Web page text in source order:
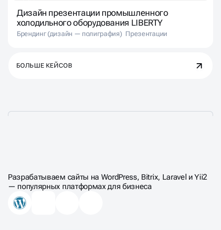
Дизайн презентации промышленного
холодильного оборудования LIBERTY
Брендинг (дизайн — полиграфия) Презентации
БОЛЬШЕ КЕЙСОВ
САЙТА-КАТАЛОГА
Разрабатываем сайты на WordPress, Bitrix, Laravel и Yii2
— популярных платформах для бизнеса